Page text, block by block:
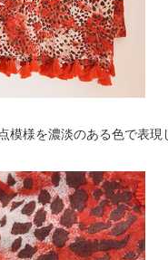
模様を濃淡のある色で表現